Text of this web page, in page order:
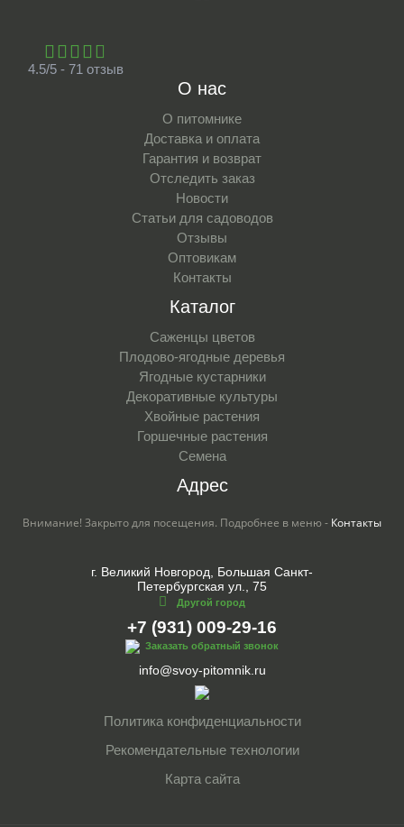
4.5/5 - 71 отзыв
О нас
О питомнике
Доставка и оплата
Гарантия и возврат
Отследить заказ
Новости
Статьи для садоводов
Отзывы
Оптовикам
Контакты
Каталог
Саженцы цветов
Плодово-ягодные деревья
Ягодные кустарники
Декоративные культуры
Хвойные растения
Горшечные растения
Семена
Адрес
Внимание! Закрыто для посещения. Подробнее в меню - Контакты
г. Великий Новгород, Большая Санкт-
Петербургская ул., 75
Другой город
+7 (931) 009-29-16
Заказать обратный звонок
info@svoy-pitomnik.ru
Политика конфиденциальности
Рекомендательные технологии
Карта сайта